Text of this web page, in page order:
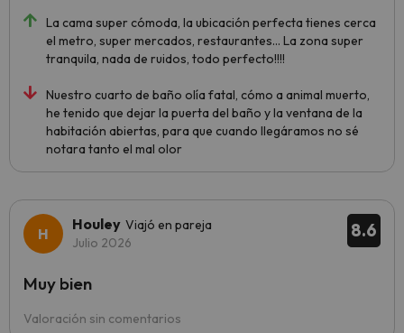
La cama super cómoda, la ubicación perfecta tienes cerca
el metro, super mercados, restaurantes... La zona super
tranquila, nada de ruidos, todo perfecto!!!!
Nuestro cuarto de baño olía fatal, cómo a animal muerto,
he tenido que dejar la puerta del baño y la ventana de la
habitación abiertas, para que cuando llegáramos no sé
notara tanto el mal olor
8.6
Houley Viajó en pareja
Julio 2026
Valoración sin comentarios
Muy bien